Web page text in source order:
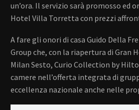
un’ora. Il servizio sarà promosso ed
Hotel Villa Torretta con prezzi
A fare gli onori di casa Guido Della
Group che, con la riapertura di Gran
Milan Sesto, Curio Collection by
camere nell’offerta integrata di
eccellenza nazionale anche nelle